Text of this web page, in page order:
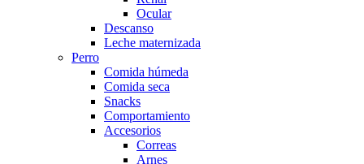
Ocular
Descanso
Leche maternizada
Perro
Comida húmeda
Comida seca
Snacks
Comportamiento
Accesorios
Correas
Arnes